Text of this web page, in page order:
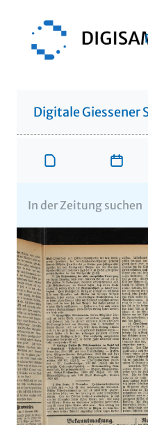
Digitale Giessener